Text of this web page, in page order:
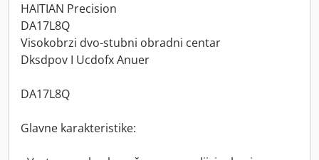
HAITIAN Precision
DA17L8Q
Visokobrzi dvo-stubni obradni centar
Dksdpov I Ucdofx Anuer
DA17L8Q
Glavne karakteristike: